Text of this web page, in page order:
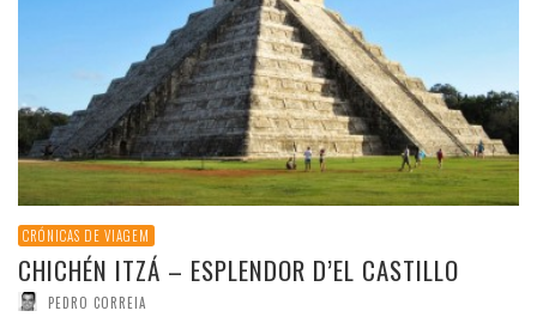
CRÓNICAS DE VIAGEM
CHICHÉN ITZÁ – ESPLENDOR D’EL CASTILLO
PEDRO CORREIA